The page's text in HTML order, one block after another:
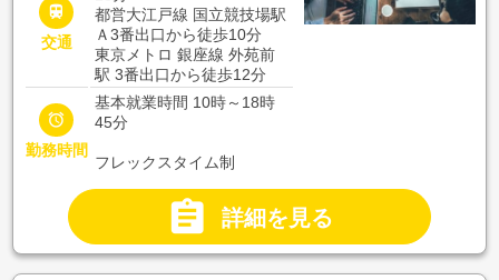

交通
都営大江戸線 国立競技場駅
Ａ3番出口から徒歩10分
東京メトロ 銀座線 外苑前
駅 3番出口から徒歩12分

勤務時間
基本就業時間 10時～18時
45分
フレックスタイム制
 詳細を見る